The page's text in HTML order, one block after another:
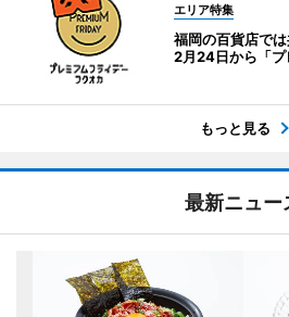
エリア特集
福岡の百貨店で
2月24日から「プ
もっと見る
最新ニュー